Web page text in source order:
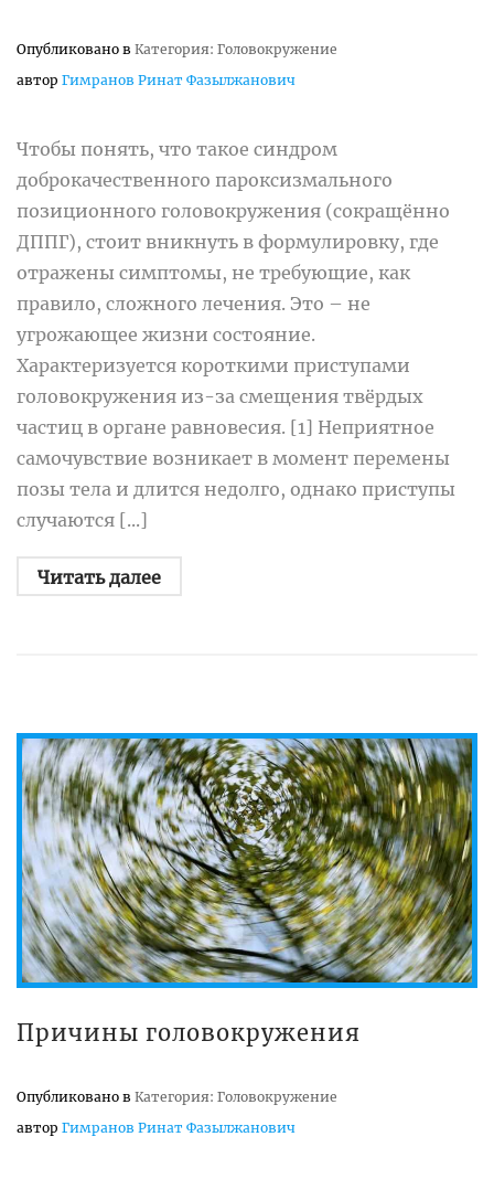
Опубликовано в Категория: Головокружение
автор Гимранов Ринат Фазылжанович
Чтобы понять, что такое синдром
доброкачественного пароксизмального
позиционного головокружения (сокращённо
ДППГ), стоит вникнуть в формулировку, где
отражены симптомы, не требующие, как
правило, сложного лечения. Это – не
угрожающее жизни состояние.
Характеризуется короткими приступами
головокружения из-за смещения твёрдых
частиц в органе равновесия. [1] Неприятное
самочувствие возникает в момент перемены
позы тела и длится недолго, однако приступы
случаются [...]
Читать далее
Причины головокружения
Опубликовано в Категория: Головокружение
автор Гимранов Ринат Фазылжанович